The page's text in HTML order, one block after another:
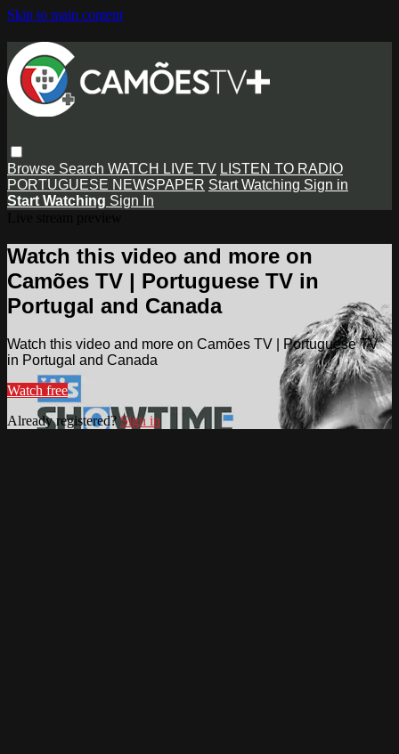
Skip to main content
Browse Search WATCH LIVE TV LISTEN TO RADIO
PORTUGUESE NEWSPAPER Start Watching Sign in
Start Watching Sign In
Watch this video and more on
Camões TV | Portuguese TV in
Portugal and Canada
Watch this video and more on Camões TV | Portuguese TV
in Portugal and Canada
Watch free
Already registered?Sign in